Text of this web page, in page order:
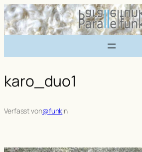
Zum
Inhalt
springen
karo_duo1
Verfasst von@funkin